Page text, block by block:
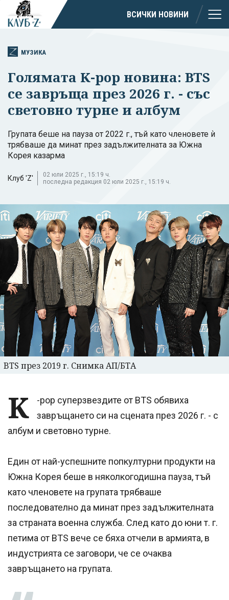
ВСИЧКИ НОВИНИ
МУЗИКА
Голямата K-pop новина: BTS
се завръща през 2026 г. - със
световно турне и албум
Групата беше на пауза от 2022 г., тъй като членовете ѝ
трябваше да минат през задължителната за Южна
Корея казарма
Клуб 'Z'
02 юли 2025 г., 15:19 ч.
последна редакция 02 юли 2025 г., 15:19 ч.
BTS през 2019 г. Снимка АП/БТА
K
-pop суперзвездите от BTS обявиха
завръщането си на сцената през 2026 г. - с
албум и световно турне.
Един от най-успешните попкултурни продукти на
Южна Корея беше в няколкогодишна пауза, тъй
като членовете на групата трябваше
последователно да минат през задължителната
за страната военна служба. След като до юни т. г.
петима от BTS вече се бяха отчели в армията, в
индустрията се заговори, че се очаква
завръщането на групата.